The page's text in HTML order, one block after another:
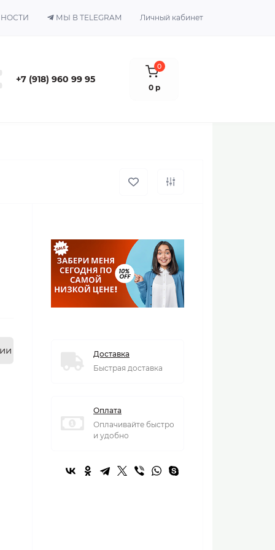
МЫ В TELEGRAM Личный кабинет
+7 (918) 960 99 95
0
0 р
Доставка
Быстрая доставка
Оплата
Оплачивайте быстро
и удобно